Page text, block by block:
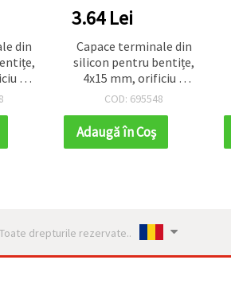
din
2
20
3.64 Lei
Capace terminale din
silicon pentru bentițe,
4x15 mm, orificiu 2
mm - pachet de 20
COD: 695548
Adaugă în Coş
Toate drepturile rezervate..